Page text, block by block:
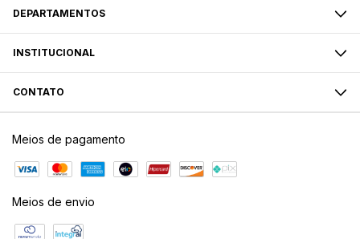
DEPARTAMENTOS
INSTITUCIONAL
CONTATO
Meios de pagamento
Meios de envio